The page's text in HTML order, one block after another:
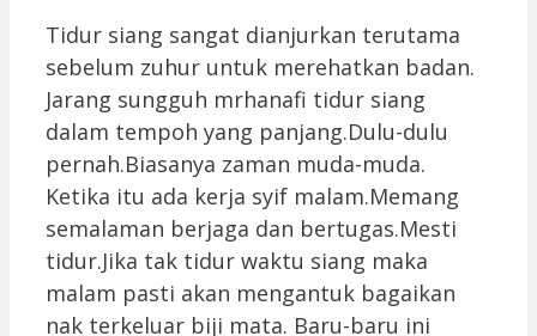
Tidur siang sangat dianjurkan terutama
sebelum zuhur untuk merehatkan badan.
Jarang sungguh mrhanafi tidur siang
dalam tempoh yang panjang.Dulu-dulu
pernah.Biasanya zaman muda-muda.
Ketika itu ada kerja syif malam.Memang
semalaman berjaga dan bertugas.Mesti
tidur.Jika tak tidur waktu siang maka
malam pasti akan mengantuk bagaikan
nak terkeluar biji mata. Baru-baru ini